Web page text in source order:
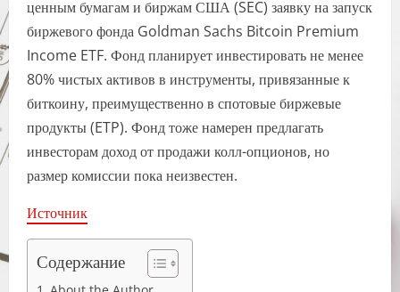
ценным бумагам и биржам США (SEC) заявку на запуск
биржевого фонда Goldman Sachs Bitcoin Premium
Income ETF. Фонд планирует инвестировать не менее
80% чистых активов в инструменты, привязанные к
биткоину, преимущественно в спотовые биржевые
продукты (ETP). Фонд тоже намерен предлагать
инвесторам доход от продажи колл-опционов, но
размер комиссии пока неизвестен.
Источник
Содержание